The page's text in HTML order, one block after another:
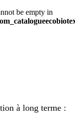
be empty in
à long terme :